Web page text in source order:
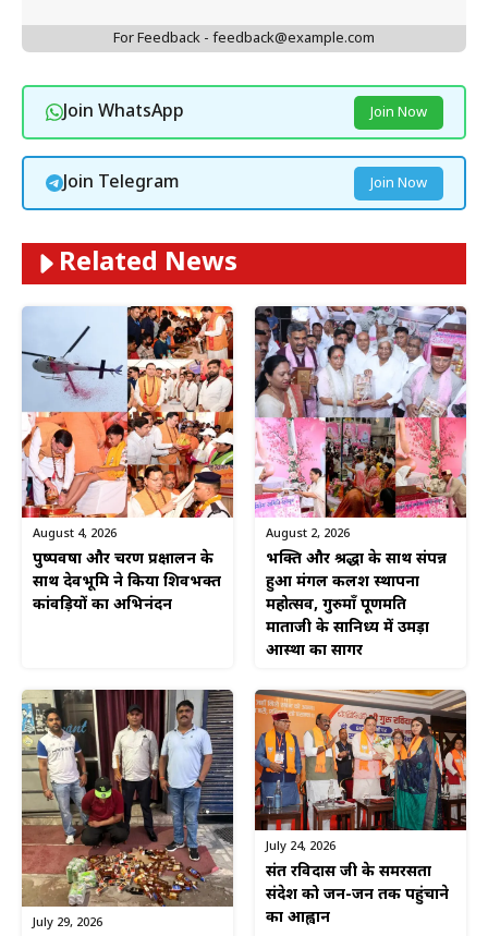
For Feedback - feedback@example.com
Join WhatsApp Join Now
Join Telegram Join Now
Related News
August 4, 2026
पुष्पवर्षा और चरण प्रक्षालन के
साथ देवभूमि ने किया शिवभक्त
कांवड़ियों का अभिनंदन
August 2, 2026
भक्ति और श्रद्धा के साथ संपन्न
हुआ मंगल कलश स्थापना
महोत्सव, गुरुमाँ पूर्णमति
माताजी के सानिध्य में उमड़ा
आस्था का सागर
July 29, 2026
July 24, 2026
संत रविदास जी के समरसता
संदेश को जन-जन तक पहुंचाने
का आह्वान